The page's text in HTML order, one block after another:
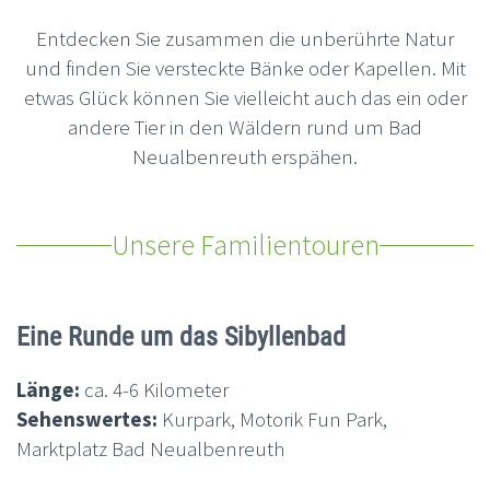
Entdecken Sie zusammen die unberührte Natur
und finden Sie versteckte Bänke oder Kapellen. Mit
etwas Glück können Sie vielleicht auch das ein oder
andere Tier in den Wäldern rund um Bad
Neualbenreuth erspähen.
Unsere Familientouren
Eine Runde um das Sibyllenbad
Länge: ca. 4-6 Kilometer
Sehenswertes: Kurpark, Motorik Fun Park,
Marktplatz Bad Neualbenreuth